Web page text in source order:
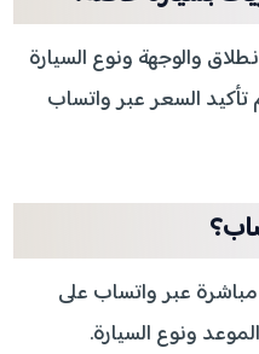
والوجهة ونوع السيارة
السعر عبر واتساب
عبر واتساب على